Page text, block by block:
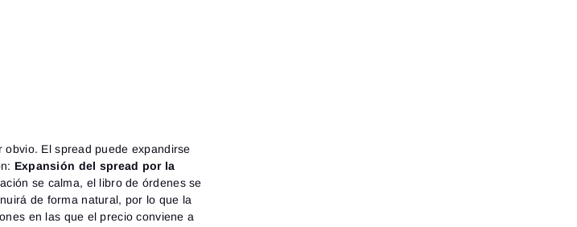
El spread puede expandirse
Expansión del spread por la
se calma, el libro de órdenes se
de forma natural, por lo que la
en las que el precio conviene a